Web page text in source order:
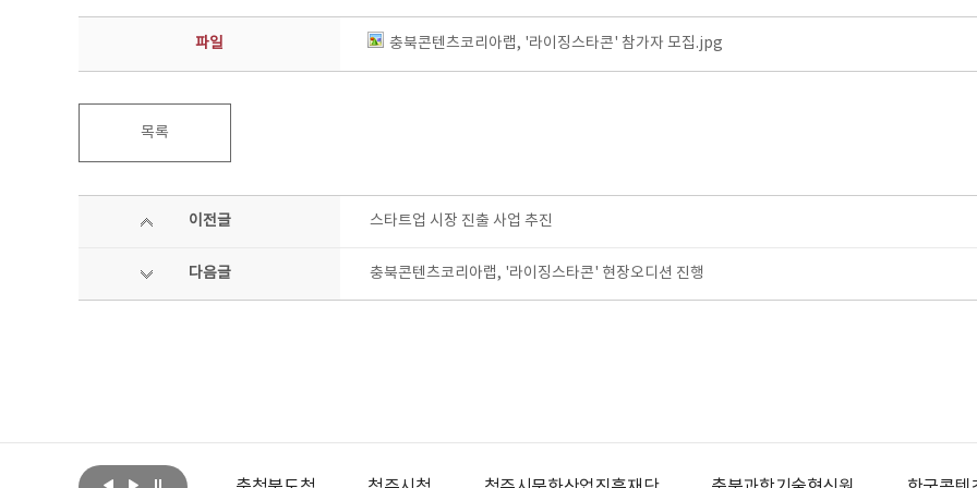
파일 충북콘텐츠코리아랩, '라이징스타콘' 참가자 모집.jpg
목록
이전글 스타트업 시장 진출 사업 추진
다음글 충북콘텐츠코리아랩, '라이징스타콘' 현장오디션 진행